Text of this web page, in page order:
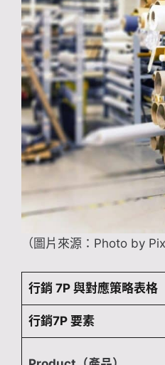
（圖片來源：Photo by
行銷 7P 與對應策略表格
行銷7P 要素